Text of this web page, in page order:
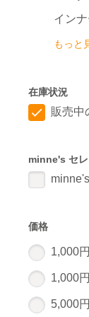
イン
もっと
在庫状況
販売中
minne's セ
価格
1,000
1,000
5,000